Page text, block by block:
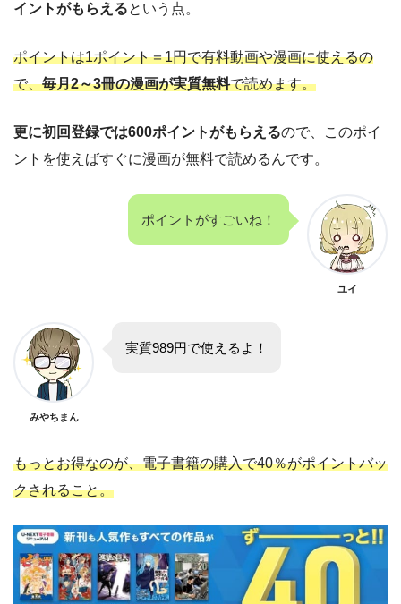
イントがもらえるという点。
ポイントは1ポイント＝1円で有料動画や漫画に使えるの
で、毎月2～3冊の漫画が実質無料で読めます。
更に初回登録では600ポイントがもらえるので、このポイ
ントを使えばすぐに漫画が無料で読めるんです。
ポイントがすごいね！
ユイ
みやちまん
実質989円で使えるよ！
もっとお得なのが、電子書籍の購入で40％がポイントバッ
クされること。